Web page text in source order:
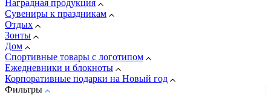
Наградная продукция
Сувениры к праздникам
Отдых
Зонты
Дом
Спортивные товары с логотипом
Ежедневники и блокноты
Корпоративные подарки на Новый год
Фильтры